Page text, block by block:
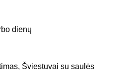
dienų
, Šviestuvai su saulės